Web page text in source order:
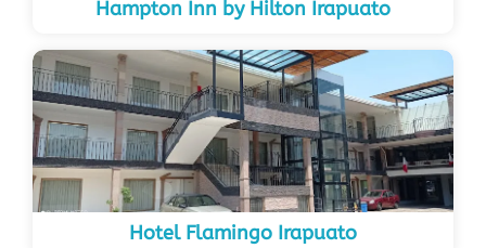
Hampton Inn by Hilton Irapuato
Hotel Flamingo Irapuato